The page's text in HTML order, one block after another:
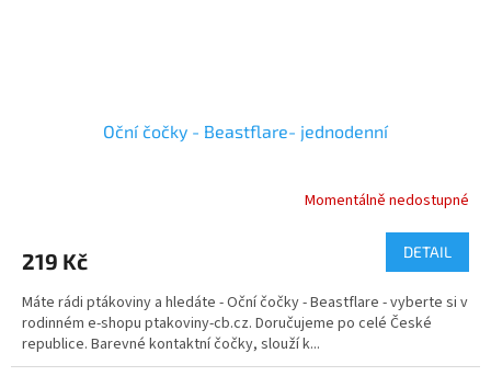
Oční čočky - Beastflare- jednodenní
Momentálně nedostupné
219 Kč DETAIL
Máte rádi ptákoviny a hledáte - Oční čočky - Beastflare - vyberte si v
rodinném e-shopu ptakoviny-cb.cz. Doručujeme po celé České
republice. Barevné kontaktní čočky, slouží k...